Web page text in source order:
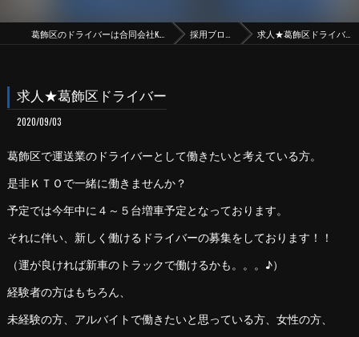
採用ブログ 求人★葛飾区ドライバー
求人★葛飾区ドライバー
2020/09/03
葛飾区で運送業のドライバーとして働きたいと考えている方。
是非ＫＴＯで一緒に働きませんか？
予定では今年中に４～５台増車予定となっております。
それに伴い、新しく働けるドライバーの募集をしております！！
（運が良ければ新車のトラックで働けるかも。。。♪）
経験者の方はもちろん、
未経験の方、アルバイトで働きたいと思っている方、女性の方、